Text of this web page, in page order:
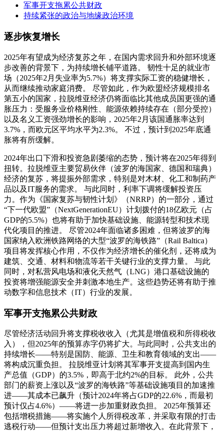
军事开支拖累公共财政
持续紧张的政治与地缘政治环境
逐步恢复增长
2025年有望成为经济复苏之年，在国内需求回升和外部环境逐
步改善的背景下，为持续增长铺平道路。 韧性十足的就业市
场（2025年2月失业率为5.7%）将支撑实际工资的稳健增长，
从而继续推动家庭消费。 尽管如此，作为欧盟经济规模排名
第五小的国家，拉脱维亚经济仍将面临比其他成员国更强的通
胀压力：受服务业价格刚性、能源依赖持续存在（部分受控）
以及名义工资强劲增长的影响，2025年2月该国通胀率达到
3.7%，而欧元区平均水平为2.3%。 不过，预计到2025年底通
胀将有所缓解。
2024年出口下滑和投资急剧萎缩的态势，预计将在2025年得到
扭转。拉脱维亚主要贸易伙伴（波罗的海国家、德国和瑞典）
经济的复苏，将提振外部需求，特别是对木材、化工和制药产
品以及IT服务的需求。 与此同时，利率下调将缓解投资压
力。作为《国家复苏与韧性计划》（NRRP）的一部分，通过
“下一代欧盟”（NextGenerationEU）计划拨付的18亿欧元（占
GDP的5.5%）也将有助于加快基础设施、能源转型和技术现
代化项目的推进。 尽管2024年面临诸多困难，但将波罗的海
国家纳入欧洲铁路网络的大型“波罗的海铁路”（Rail Baltica）
项目将发挥核心作用，不仅作为经济增长的催化剂，还将成为
建筑、交通、材料和物流等若干关键行业的支撑力量。 与此
同时，对私营风电场和液化天然气（LNG）港口基础设施的
投资将增强能源安全并刺激本地生产。这些趋势还将有助于推
动数字和信息技术（IT）行业的发展。
军事开支拖累公共财政
尽管经济活动回升将支撑税收收入（尤其是增值税和所得税收
入），但2025年的预算赤字仍将扩大。与此同时，公共支出的
持续增长——特别是国防、能源、卫生和教育领域的支出——
将构成沉重负担。 拉脱维亚计划将其军事开支提高到国内生
产总值（GDP）的3.5%，即高于北约2%的目标。 此外，公共
部门的薪资上涨以及“波罗的海铁路”等基础设施项目的加速推
进——其成本已飙升（预计2024年将占GDP的22.6%，而最初
预计仅占4.6%）——将进一步加重财政负担。 2025年预算还
包括增税措施——将实施个人所得税改革，并采取有限的打击
逃税行动——但预计支出压力将超过新增收入。在此背景下，